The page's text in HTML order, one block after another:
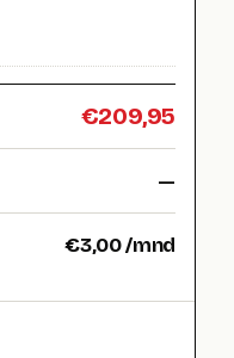
€209,95
—
€3,00/mnd